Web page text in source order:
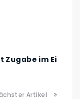
Zugabe im Ei
Artikel